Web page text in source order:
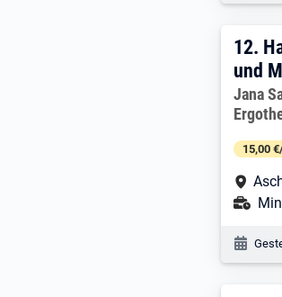
12.
12.
und
Jana
15,00